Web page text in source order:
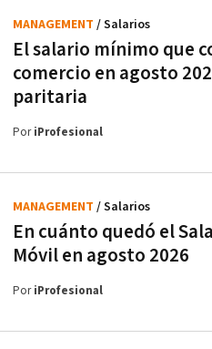
El salario mínimo que
comercio en agosto
paritaria
MANAGEMENT / Salarios
PoriProfesional
En cuánto quedó el
Móvil en agosto 2026
MANAGEMENT / Salarios
PoriProfesional